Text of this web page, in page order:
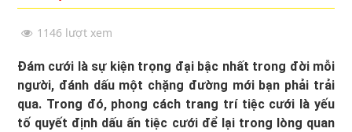
1146 lượt xem
Đám cưới là sự kiện trọng đại bậc nhất trong đời mỗi
người, đánh dấu một chặng đường mới bạn phải trải
qua. Trong đó, phong cách trang trí tiệc cưới là yếu
tố quyết định dấu ấn tiệc cưới để lại trong lòng quan